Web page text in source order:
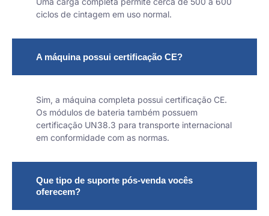
ciclos de cintagem em uso normal.
A máquina possui certificação CE?
Sim, a máquina completa possui certificação CE.
Os módulos de bateria também possuem
certificação UN38.3 para transporte internacional
em conformidade com as normas.
Que tipo de suporte pós-venda vocês
oferecem?